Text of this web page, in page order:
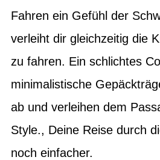
Fahren ein Gefühl der
verleiht dir gleichzeitig die
zu fahren. Ein schlichtes
minimalistische
ab und verleihen dem
Style., Deine Reise durch
noch einfacher.